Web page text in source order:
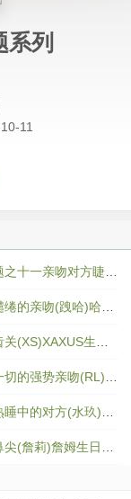
系列
11
亲吻三十题之十一亲吻对方睫毛上未落的泪珠(佐鸣)鸣人生日贺文
之九温柔缱绻的亲吻(跩哈)哈利生日贺文
之七撬开齿关(XS)XAXUS生日贺文
之五袭卷一切的强势亲吻(RL)蓝波生日贺文
之三亲吻熟睡中的对方(水玖)玖辛奈生日贺文
之一亲吻鼻尖(詹莉)詹姆生日贺文